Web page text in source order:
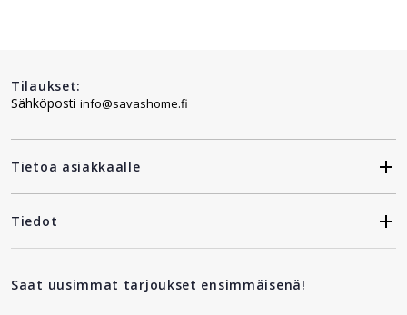
Tilaukset:
Sähköposti info@savashome.fi
Tietoa asiakkaalle
Tiedot
Saat uusimmat tarjoukset ensimmäisenä!